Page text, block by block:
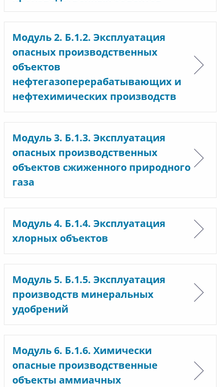
Модуль 2. Б.1.2. Эксплуатация
опасных производственных
объектов
нефтегазоперерабатывающих и
нефтехимических производств
Модуль 3. Б.1.3. Эксплуатация
опасных производственных
объектов сжиженного природного
газа
Модуль 4. Б.1.4. Эксплуатация
хлорных объектов
Модуль 5. Б.1.5. Эксплуатация
производств минеральных
удобрений
Модуль 6. Б.1.6. Химически
опасные производственные
объекты аммиачных